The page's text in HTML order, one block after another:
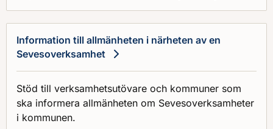
Information till allmänheten i närheten av en
Sevesoverksamhet
Stöd till verksamhetsutövare och kommuner som
ska informera allmänheten om Sevesoverksamheter
i kommunen.